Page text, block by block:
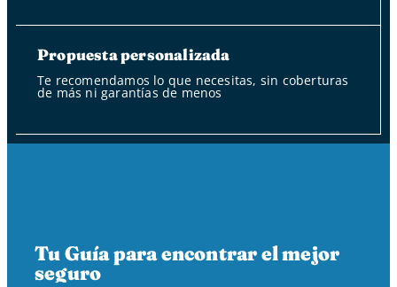
Propuesta personalizada
Te recomendamos lo que necesitas, sin coberturas
de más ni garantías de menos
Tu Guía para encontrar el mejor
seguro